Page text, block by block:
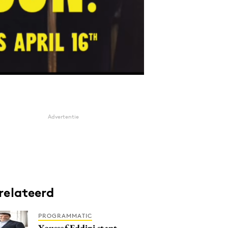
Advertentie
PROGRAMMATIC